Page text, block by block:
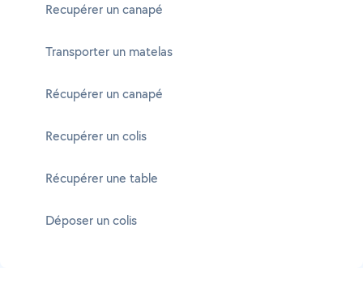
Recupérer un canapé
Transporter un matelas
Récupérer un canapé
Recupérer un colis
Récupérer une table
Déposer un colis